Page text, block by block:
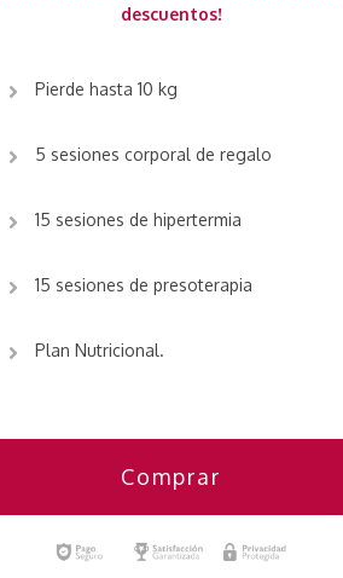
descuentos!
Pierde hasta 10 kg
5 sesiones corporal de regalo
15 sesiones de hipertermia
15 sesiones de presoterapia
Plan Nutricional.
Comprar